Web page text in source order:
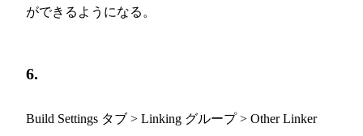
ができるようになる。
6.
Build Settings タブ > Linking グループ > Other Linker